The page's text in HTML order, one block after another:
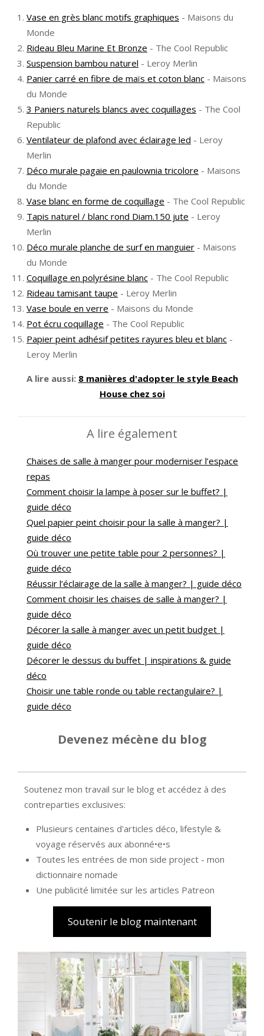
Vase en grès blanc motifs graphiques - Maisons du
Monde
Rideau Bleu Marine Et Bronze - The Cool Republic
Suspension bambou naturel - Leroy Merlin
Panier carré en fibre de maïs et coton blanc - Maisons
du Monde
3 Paniers naturels blancs avec coquillages - The Cool
Republic
Ventilateur de plafond avec éclairage led - Leroy
Merlin
Déco murale pagaie en paulownia tricolore - Maisons
du Monde
Vase blanc en forme de coquillage - The Cool Republic
Tapis naturel / blanc rond Diam.150 jute - Leroy
Merlin
Déco murale planche de surf en manguier - Maisons
du Monde
Coquillage en polyrésine blanc - The Cool Republic
Rideau tamisant taupe - Leroy Merlin
Vase boule en verre - Maisons du Monde
Pot écru coquillage - The Cool Republic
Papier peint adhésif petites rayures bleu et blanc -
Leroy Merlin
A lire aussi: 8 manières d'adopter le style Beach
House chez soi
A lire également
Chaises de salle à manger pour moderniser l’espace
repas
Comment choisir la lampe à poser sur le buffet? |
guide déco
Quel papier peint choisir pour la salle à manger? |
guide déco
Où trouver une petite table pour 2 personnes? |
guide déco
Réussir l’éclairage de la salle à manger? | guide déco
Comment choisir les chaises de salle à manger? |
guide déco
Décorer la salle à manger avec un petit budget |
guide déco
Décorer le dessus du buffet | inspirations & guide
déco
Choisir une table ronde ou table rectangulaire? |
guide déco
Devenez mécène du blog
Soutenez mon travail sur le blog et accédez à des
contreparties exclusives:
Plusieurs centaines d'articles déco, lifestyle &
voyage réservés aux abonné•e•s
Toutes les entrées de mon side project - mon
dictionnaire nomade
Une publicité limitée sur les articles Patreon
Soutenir le blog maintenant